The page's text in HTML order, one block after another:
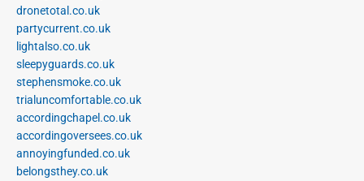
dronetotal.co.uk
partycurrent.co.uk
lightalso.co.uk
sleepyguards.co.uk
stephensmoke.co.uk
trialuncomfortable.co.uk
accordingchapel.co.uk
accordingoversees.co.uk
annoyingfunded.co.uk
belongsthey.co.uk